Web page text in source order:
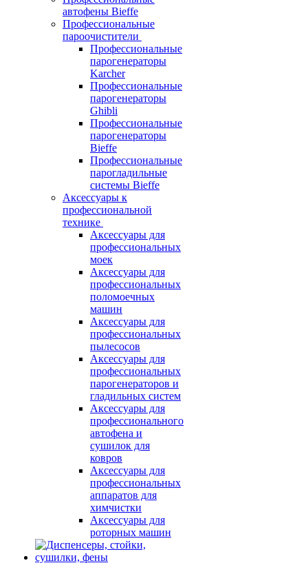
автофены Bieffe
Профессиональные
пароочистители
Профессиональные
парогенераторы
Karcher
Профессиональные
парогенераторы
Ghibli
Профессиональные
парогенераторы
Bieffe
Профессиональные
парогладильные
системы Bieffe
Аксессуары к
профессиональной
технике
Аксессуары для
профессиональных
моек
Аксессуары для
профессиональных
поломоечных
машин
Аксессуары для
профессиональных
пылесосов
Аксессуары для
профессиональных
парогенераторов и
гладильных систем
Аксессуары для
профессионального
автофена и
сушилок для
ковров
Аксессуары для
профессиональных
аппаратов для
химчистки
Аксессуары для
роторных машин